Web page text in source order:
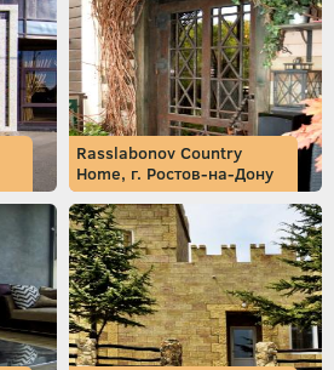
Rasslabonov Country
Home, г. Ростов-на-Дону